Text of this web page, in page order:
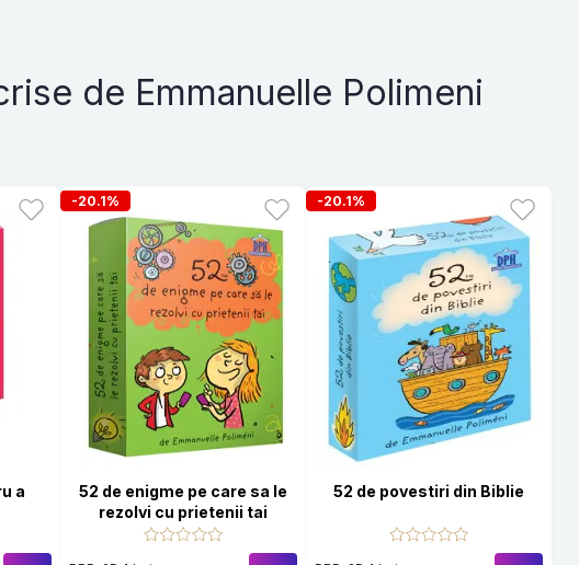
de Emmanuelle Polimeni
a
-20.1%
52 de enigme pe care sa le
rezolvi cu prietenii tai
-20.1%
52 de povestiri din Biblie